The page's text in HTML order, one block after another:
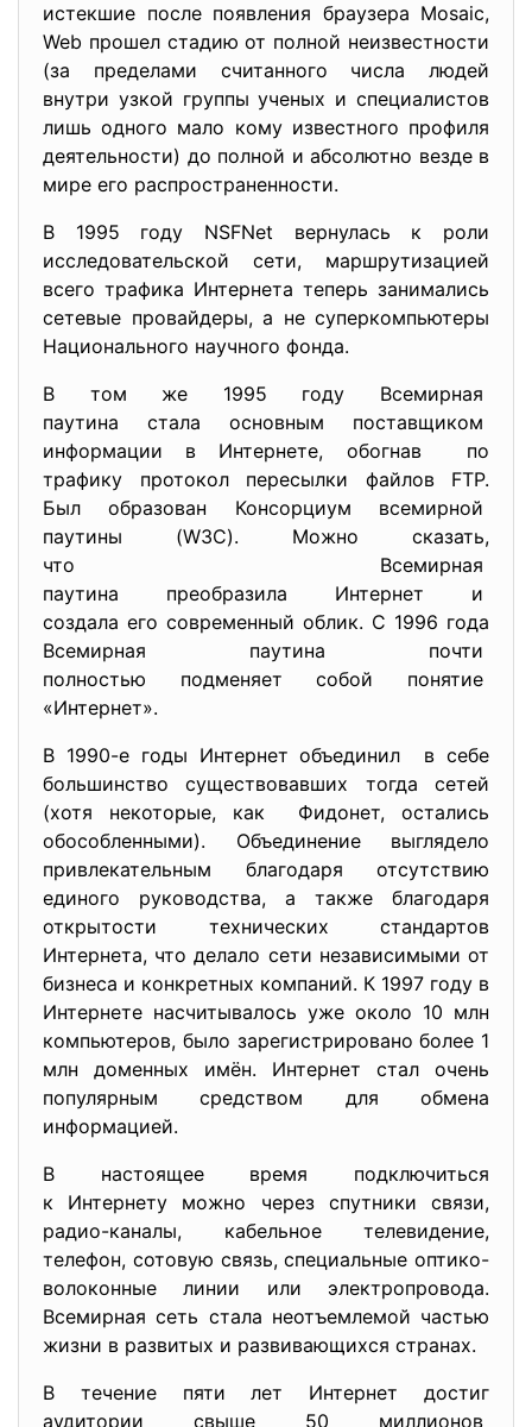
истекшие после появления браузера Моsaic,
Web прошел стадию от полной неизвестности
(за пределами считанного числа людей
внутри узкой группы ученых и специалистов
лишь одного мало кому известного профиля
деятельности) до полной и абсолютно везде в
мире его распространенности.
В 1995 году NSFNet вернулась к роли
исследовательской сети, маршрутизацией
всего трафика Интернета теперь занимались
сетевые провайдеры, а не суперкомпьютеры
Национального научного фонда.
В том же 1995 году Всемирная
паутина стала основным поставщиком
информации в Интернете, обогнав по
трафику протокол пересылки файлов FTP.
Был образован Консорциум всемирной
паутины (W3C). Можно сказать,
что Всемирная
паутина преобразила Интернет и
создала его современный облик. С 1996 года
Всемирная паутина почти
полностью подменяет собой понятие
«Интернет».
В 1990-е годы Интернет объединил в себе
большинство существовавших тогда сетей
(хотя некоторые, как Фидонет, остались
обособленными). Объединение выглядело
привлекательным благодаря отсутствию
единого руководства, а также благодаря
открытости технических стандартов
Интернета, что делало сети независимыми от
бизнеса и конкретных компаний. К 1997 году в
Интернете насчитывалось уже около 10 млн
компьютеров, было зарегистрировано более 1
млн доменных имён. Интернет стал очень
популярным средством для обмена
информацией.
В настоящее время подключиться
к Интернету можно через спутники связи,
радио-каналы, кабельное телевидение,
телефон, сотовую связь, специальные оптико-
волоконные линии или электропровода.
Всемирная сеть стала неотъемлемой частью
жизни в развитых и развивающихся странах.
В течение пяти лет Интернет достиг
аудитории свыше 50 миллионов